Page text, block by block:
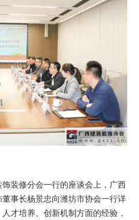
装修分会一行的座谈会上，广西
事长杨景忠向潍坊市协会一行详
才培养、创新机制方面的经验，